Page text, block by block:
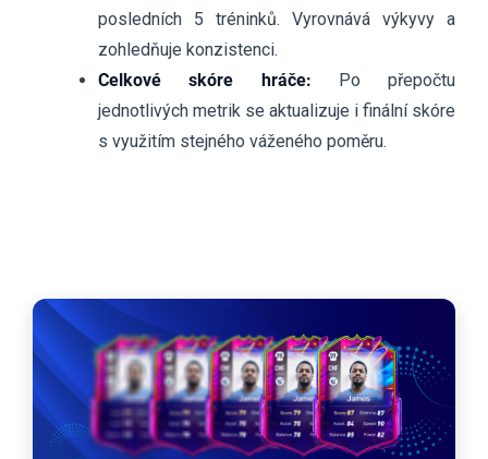
posledních 5 tréninků. Vyrovnává výkyvy a
zohledňuje konzistenci.
Celkové skóre hráče: Po přepočtu
jednotlivých metrik se aktualizuje i finální skóre
s využitím stejného váženého poměru.